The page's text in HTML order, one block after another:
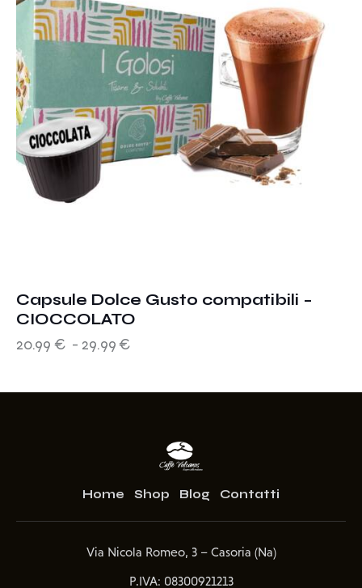
Capsule Dolce Gusto compatibili –
CIOCCOLATO
20.99 € - 29.99 €
Home Shop Blog Contatti
Via Nicola Romeo, 3 – Casoria (Na)
P.IVA: 08300921213